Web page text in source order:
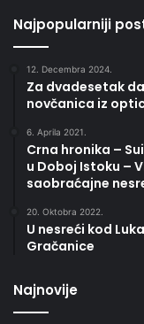
Najpopularniji
12. Decembra 2024.
Za dvadesetak
novčanica iz
6. Aprila 2021.
Crna hronika –
u Doboj Istoku –
saobraćajne
20. Oktobra 2022.
U nesreći kod
Gračanice
Najnovije